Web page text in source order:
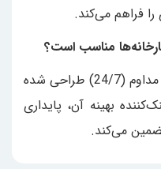
فراهم می‌کند.
مناسب است؟
کاملاً. سری NUC Pro برای کارکرد مداوم (24/7) طراحی شده
بهینه آن، پایداری
می‌کند.